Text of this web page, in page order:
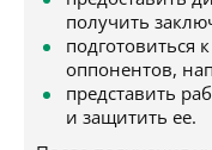
получить
подготовиться
оппонентов,
представить
и защитить ее.